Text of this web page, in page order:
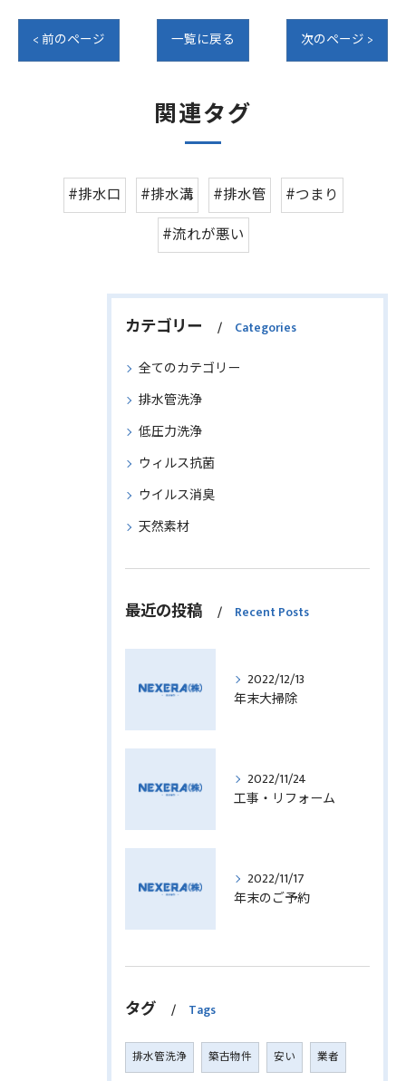
< 前のページ 一覧に戻る 次のページ >
関連タグ
#排水口 #排水溝 #排水管
#つまり
#流れが悪い
カテゴリー Categories
全てのカテゴリー
排水管洗浄
低圧力洗浄
ウィルス抗菌
ウイルス消臭
天然素材
最近の投稿 Recent Posts
2022/12/13
年末大掃除
2022/11/24
工事・リフォーム
2022/11/17
年末のご予約
タグ Tags
排水管洗浄 築古物件 安い 業者